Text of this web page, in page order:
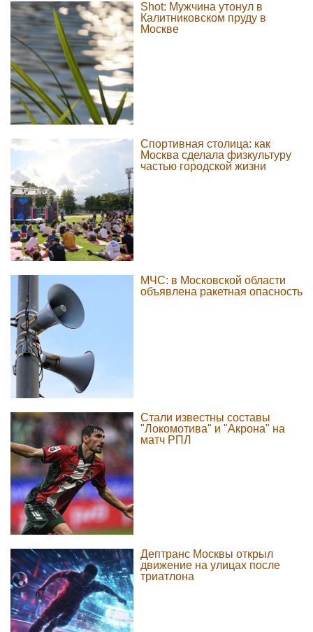
Shot: Мужчина утонул в
Калитниковском пруду в
Москве
Спортивная столица: как
Москва сделала физкультуру
частью городской жизни
МЧС: в Московской области
объявлена ракетная опасность
Стали известны составы
"Локомотива" и "Акрона" на
матч РПЛ
Дептранс Москвы открыл
движение на улицах после
триатлона